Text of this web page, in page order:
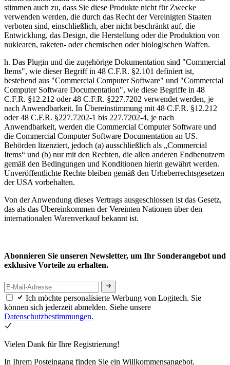
stimmen auch zu, dass Sie diese Produkte nicht für Zwecke
verwenden werden, die durch das Recht der Vereinigten Staaten
verboten sind, einschließlich, aber nicht beschränkt auf, die
Entwicklung, das Design, die Herstellung oder die Produktion von
nuklearen, raketen- oder chemischen oder biologischen Waffen.
h. Das Plugin und die zugehörige Dokumentation sind "Commercial
Items", wie dieser Begriff in 48 C.F.R. §2.101 definiert ist,
bestehend aus "Commercial Computer Software" und "Commercial
Computer Software Documentation", wie diese Begriffe in 48
C.F.R. §12.212 oder 48 C.F.R. §227.7202 verwendet werden, je
nach Anwendbarkeit. In Übereinstimmung mit 48 C.F.R. §12.212
oder 48 C.F.R. §227.7202-1 bis 227.7202-4, je nach
Anwendbarkeit, werden die Commercial Computer Software und
die Commercial Computer Software Documentation an US.
Behörden lizenziert, jedoch (a) ausschließlich als „Commercial
Items“ und (b) nur mit den Rechten, die allen anderen Endbenutzern
gemäß den Bedingungen und Konditionen hierin gewährt werden.
Unveröffentlichte Rechte bleiben gemäß den Urheberrechtsgesetzen
der USA vorbehalten.
Von der Anwendung dieses Vertrags ausgeschlossen ist das Gesetz,
das als das Übereinkommen der Vereinten Nationen über den
internationalen Warenverkauf bekannt ist.
Abonnieren Sie unseren Newsletter, um Ihr Sonderangebot und
exklusive Vorteile zu erhalten.
Ich möchte personalisierte Werbung von Logitech. Sie
können sich jederzeit abmelden. Siehe unsere
Datenschutzbestimmungen.
Vielen Dank für Ihre Registrierung!
In Ihrem Posteingang finden Sie ein Willkommensangebot.